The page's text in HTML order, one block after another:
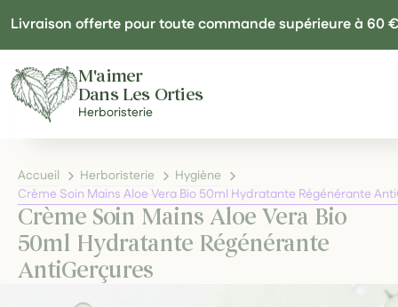
Livraison offerte pour toute commande supérieure à 60 €
M'aimer
Dans Les Orties
Herboristerie
Accueil Herboristerie
Hygiène
Crème Soin Mains Aloe Vera Bio 50ml Hydratante Régénérante
Crème Soin Mains Aloe Vera Bio
50ml Hydratante Régénérante
AntiGerçures